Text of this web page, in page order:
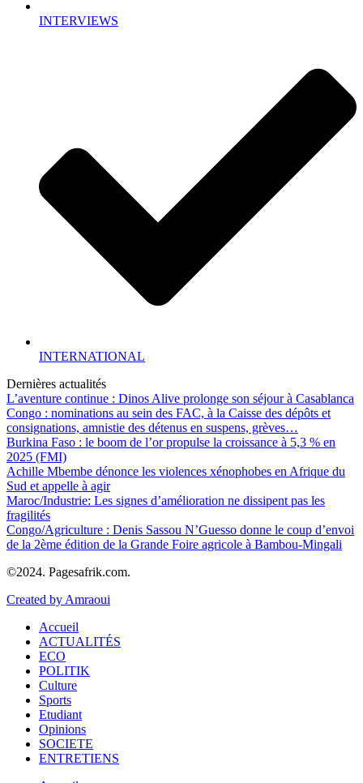
INTERVIEWS
INTERNATIONAL
Dernières actualités
L’aventure continue : Dinos Alive prolonge son séjour à Casablanca
Congo : nominations au sein des FAC, à la Caisse des dépôts et
consignations, amnistie des détenus en suspens, grèves…
Burkina Faso : le boom de l’or propulse la croissance à 5,3 % en
2025 (FMI)
Achille Mbembe dénonce les violences xénophobes en Afrique du
Sud et appelle à agir
Maroc/Industrie: Les signes d’amélioration ne dissipent pas les
fragilités
Congo/Agriculture : Denis Sassou N’Guesso donne le coup d’envoi
de la 2ème édition de la Grande Foire agricole à Bambou-Mingali
©2024. Pagesafrik.com.
Created by Amraoui
Accueil
ACTUALITÉS
ECO
POLITIK
Culture
Sports
Etudiant
Opinions
SOCIETE
ENTRETIENS